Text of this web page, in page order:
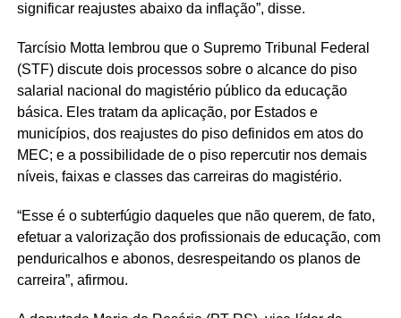
significar reajustes abaixo da inflação”, disse.
Tarcísio Motta lembrou que o Supremo Tribunal Federal
(STF) discute dois processos sobre o alcance do piso
salarial nacional do magistério público da educação
básica. Eles tratam da aplicação, por Estados e
municípios, dos reajustes do piso definidos em atos do
MEC; e a possibilidade de o piso repercutir nos demais
níveis, faixas e classes das carreiras do magistério.
“Esse é o subterfúgio daqueles que não querem, de fato,
efetuar a valorização dos profissionais de educação, com
penduricalhos e abonos, desrespeitando os planos de
carreira”, afirmou.